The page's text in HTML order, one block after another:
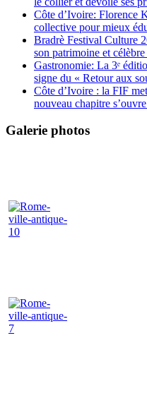
Côte d’Ivoire: Florence
collective pour mieux
Bradrè Festival Culture
son patrimoine et
Gastronomie: La 3ᵉ
signe du « Retour aux
Côte d’Ivoire : la FIF
nouveau chapitre
Galerie photos